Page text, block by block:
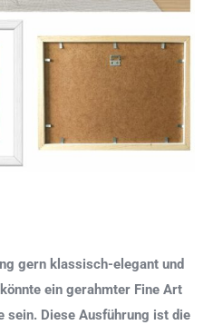
gern klassisch-elegant und
ein gerahmter Fine Art
sein. Diese Ausführung ist die